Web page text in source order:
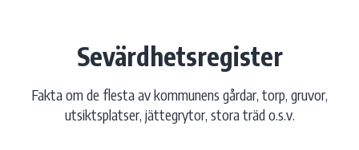
Sevärdhetsregister
Fakta om de flesta av kommunens gårdar, torp, gruvor,
utsiktsplatser, jättegrytor, stora träd o.s.v.